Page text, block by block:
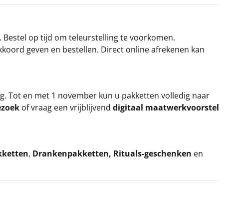
op tijd om teleurstelling te voorkomen.
geven en bestellen. Direct online afrekenen kan
Tot en met 1 november kun u pakketten volledig naar
of vraag een vrijblijvend digitaal maatwerkvoorstel
, Drankenpakketten, Rituals-geschenken en